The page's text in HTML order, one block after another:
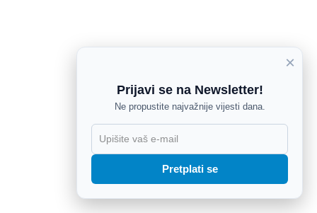
×
Prijavi se na Newsletter!
Ne propustite najvažnije vijesti dana.
Pretplati se